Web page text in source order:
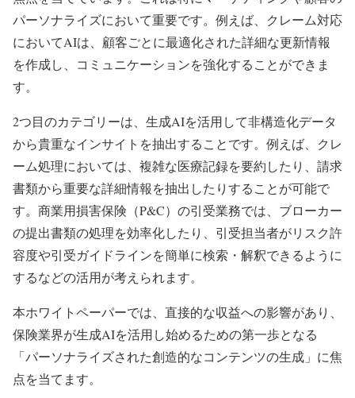
パーソナライズにおいて重要です。例えば、クレーム対応
においてAIは、顧客ごとに最適化された詳細な更新情報
を作成し、コミュニケーションを強化することができま
す。
2つ目のカテゴリーは、生成AIを活用して非構造化データ
から貴重なインサイトを抽出することです。例えば、クレ
ーム処理においては、複雑な医療記録を要約したり、請求
書類から重要な詳細情報を抽出したりすることが可能で
す。商業用損害保険（P&C）の引受業務では、ブローカー
の提出書類の処理を効率化したり、引受担当者がリスク許
容度や引受ガイドラインを簡単に検索・解釈できるように
するなどの活用が考えられます。
本ホワイトペーパーでは、直接的な収益への影響があり、
保険業界が生成AIを活用し始めるための第一歩となる
「パーソナライズされた創造的なコンテンツの生成」に焦
点を当てます。